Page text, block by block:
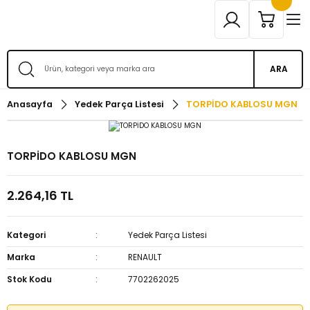
ARA
Anasayfa Yedek Parça Listesi TORPİDO KABLOSU MGN
TORPİDO KABLOSU MGN
2.264,16 TL
Kategori
Yedek Parça Listesi
Marka
RENAULT
Stok Kodu
7702262025